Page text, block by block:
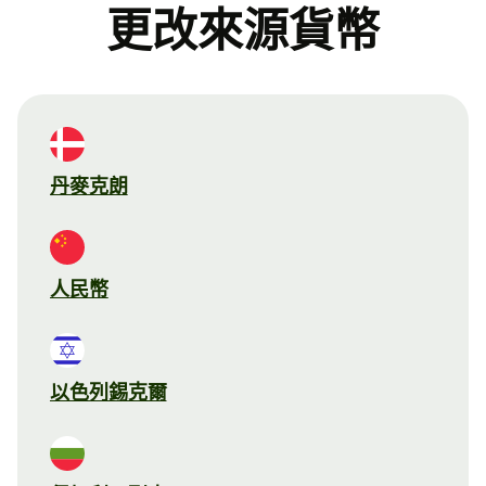
更改來源貨幣
丹麥克朗
人民幣
以色列錫克爾